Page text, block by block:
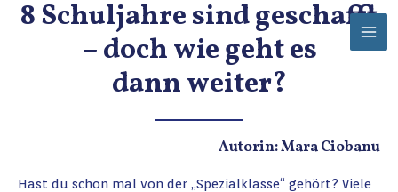
Zum8 Schuljahre sind geschafft
– doch wie geht es
dann weiter?
Autorin: Mara Ciobanu
Hast du schon mal von der „Spezialklasse“ gehört? Viele